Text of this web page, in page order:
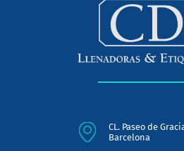
CL. Paseo de
Barcelona